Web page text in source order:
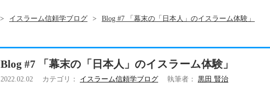
イスラーム信頼学ブログ Blog #7 「幕末の「日本人」のイスラーム体験」
Blog #7 「幕末の「日本人」のイスラーム体験」
2022.02.02 カテゴリ： イスラーム信頼学ブログ 執筆者： 黒田 賢治